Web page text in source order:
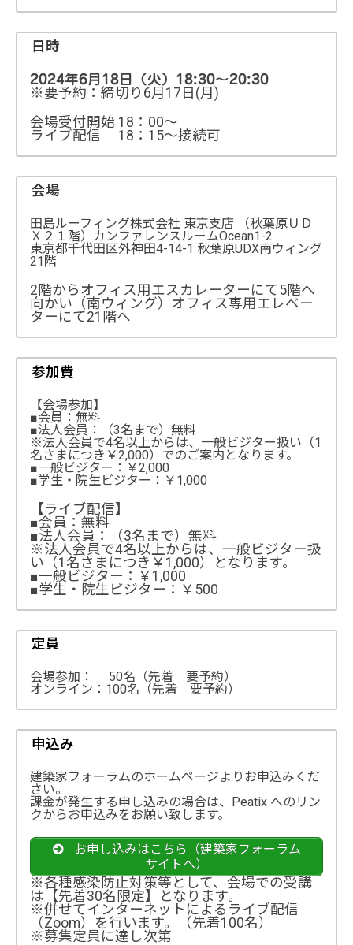
日時
2024年6月18日（火）18:30～20:30
※要予約：締切り6月17日(月)
会場受付開始 18：00～
ライブ配信 18：15～接続可
会場
田島ルーフィング株式会社 東京支店 （秋葉原ＵＤ
Ｘ２１階）カンファレンスルームOcean1-2
東京都千代田区外神田4-14-1 秋葉原UDX南ウィング
21階
2階からオフィス用エスカレーターにて5階へ
向かい（南ウィング）オフィス専用エレベー
ターにて21階へ
参加費
【会場参加】
■会員：無料
■法人会員：（3名まで）無料
※法人会員で4名以上からは、一般ビジター扱い（1
名さまにつき￥2,000）でのご案内となります。
■一般ビジター：￥2,000
■学生・院生ビジター：￥1,000
【ライブ配信】
■会員：無料
■法人会員：（3名まで）無料
※法人会員で4名以上からは、一般ビジター扱
い（1名さまにつき￥1,000）となります。
■一般ビジター：￥1,000
■学生・院生ビジター：￥500
定員
会場参加： 50名（先着 要予約）
オンライン：100名（先着 要予約）
申込み
建築家フォーラムのホームページよりお申込みくだ
さい。
課金が発生する申し込みの場合は、Peatix へのリン
クからお申込みをお願い致します。
お申し込みはこちら（建築家フォーラム
サイトへ）
※各種感染防止対策等として、会場での受講
は【先着30名限定】となります。
※併せてインターネットによるライブ配信
（Zoom）を行います。（先着100名）
※募集定員に達し次第